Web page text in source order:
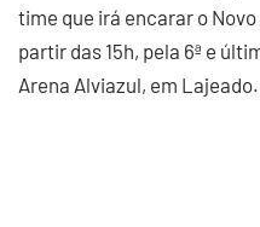
time que irá encarar o
partir das 15h, pela 6ª e
Arena Alviazul, em Lajeado.